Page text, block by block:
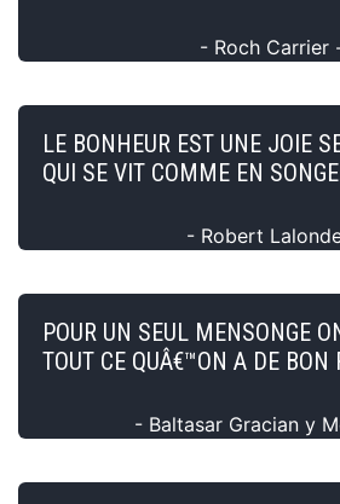
- Roch Carrier
LE BONHEUR EST UNE JOIE
QUI SE VIT COMME EN
- Robert
POUR UN SEUL MENSONGE
TOUT CE QUÂ€™ON A DE BON
- Baltasar Gracian y